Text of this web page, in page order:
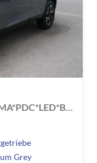
Allure 1.2*NAVI*TEMPOMAT*KLIMA*PDC*LED*BLUETOOTH*FRONT-ASSIST*17-ZOLL
Grey